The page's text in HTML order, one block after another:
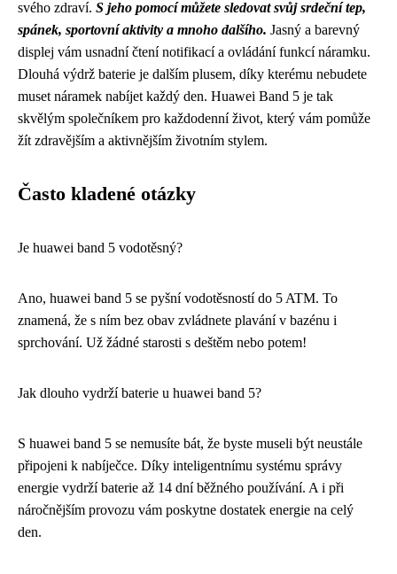
svého zdraví. S jeho pomocí můžete sledovat svůj srdeční tep,
spánek, sportovní aktivity a mnoho dalšího. Jasný a barevný
displej vám usnadní čtení notifikací a ovládání funkcí náramku.
Dlouhá výdrž baterie je dalším plusem, díky kterému nebudete
muset náramek nabíjet každý den. Huawei Band 5 je tak
skvělým společníkem pro každodenní život, který vám pomůže
žít zdravějším a aktivnějším životním stylem.
Často kladené otázky
Je huawei band 5 vodotěsný?
Ano, huawei band 5 se pyšní vodotěsností do 5 ATM. To
znamená, že s ním bez obav zvládnete plavání v bazénu i
sprchování. Už žádné starosti s deštěm nebo potem!
Jak dlouho vydrží baterie u huawei band 5?
S huawei band 5 se nemusíte bát, že byste museli být neustále
připojeni k nabíječce. Díky inteligentnímu systému správy
energie vydrží baterie až 14 dní běžného používání. A i při
náročnějším provozu vám poskytne dostatek energie na celý
den.